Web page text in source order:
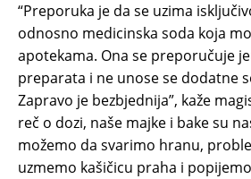
“Preporuka je da se uzima
odnosno medicinska soda koja
apotekama. Ona se preporučuje
preparata i ne unose se dodatne
Zapravo je bezbjednija”, kaže
reč o dozi, naše majke i bake su
možemo da svarimo hranu,
uzmemo kašičicu praha i